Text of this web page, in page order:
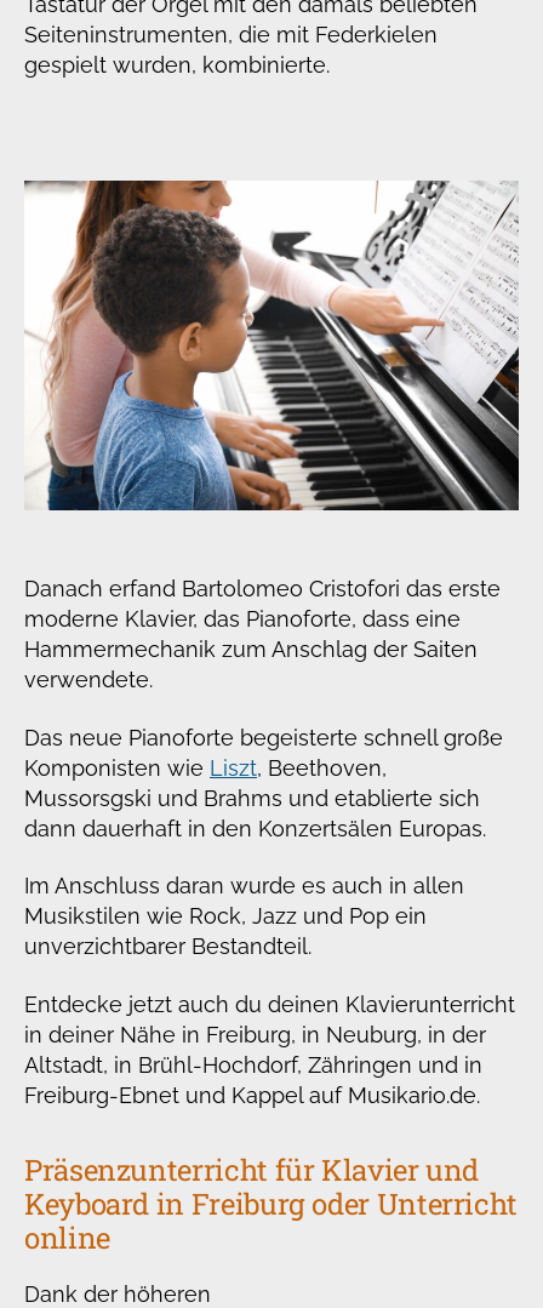
Seiteninstrumenten, die mit Federkielen
gespielt wurden, kombinierte.
Danach erfand Bartolomeo Cristofori das erste
moderne Klavier, das Pianoforte, dass eine
Hammermechanik zum Anschlag der Saiten
verwendete.
Das neue Pianoforte begeisterte schnell große
Komponisten wie Liszt, Beethoven,
Mussorsgski und Brahms und etablierte sich
dann dauerhaft in den Konzertsälen Europas.
Im Anschluss daran wurde es auch in allen
Musikstilen wie Rock, Jazz und Pop ein
unverzichtbarer Bestandteil.
Entdecke jetzt auch du deinen Klavierunterricht
in deiner Nähe in Freiburg, in Neuburg, in der
Altstadt, in Brühl-Hochdorf, Zähringen und in
Freiburg-Ebnet und Kappel auf Musikario.de.
Präsenzunterricht für Klavier und
Keyboard in Freiburg oder Unterricht
online
Dank der höheren